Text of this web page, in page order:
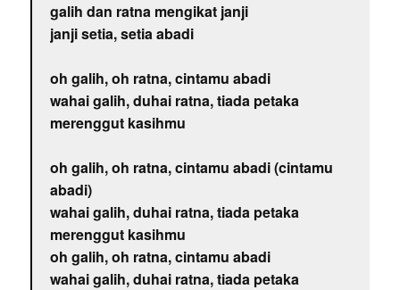
galih dan ratna mengikat janji
janji setia, setia abadi
oh galih, oh ratna, cintamu abadi
wahai galih, duhai ratna, tiada petaka
merenggut kasihmu
oh galih, oh ratna, cintamu abadi (cintamu
abadi)
wahai galih, duhai ratna, tiada petaka
merenggut kasihmu
oh galih, oh ratna, cintamu abadi
wahai galih, duhai ratna, tiada petaka